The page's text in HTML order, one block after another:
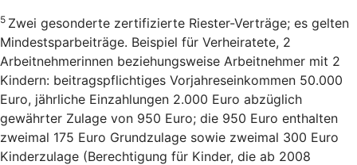
5 Zwei gesonderte zertifizierte Riester-Verträge; es gelten
Mindestsparbeiträge. Beispiel für Verheiratete, 2
Arbeitnehmerinnen beziehungsweise Arbeitnehmer mit 2
Kindern: beitragspflichtiges Vorjahreseinkommen 50.000
Euro, jährliche Einzahlungen 2.000 Euro abzüglich
gewährter Zulage von 950 Euro; die 950 Euro enthalten
zweimal 175 Euro Grundzulage sowie zweimal 300 Euro
Kinderzulage (Berechtigung für Kinder, die ab 2008